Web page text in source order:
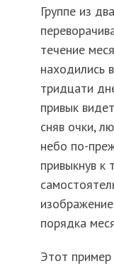
Группе из
течение
находились
тридцати
привык
сняв очки,
небо по-
привыкнув к
порядка
Этот пример